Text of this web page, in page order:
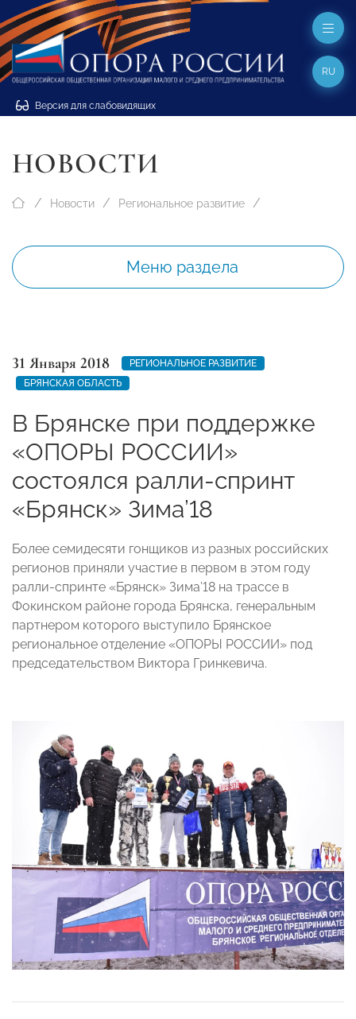
Версия для слабовидящих
RU
НОВОСТИ
Новости Региональное развитие
Меню раздела
31 Января 2018
РЕГИОНАЛЬНОЕ РАЗВИТИЕ
БРЯНСКАЯ ОБЛАСТЬ
В Брянске при поддержке
«ОПОРЫ РОССИИ»
состоялся ралли-спринт
«Брянск» Зима’18
Более семидесяти гонщиков из разных российских
регионов приняли участие в первом в этом году
ралли-спринте «Брянск» Зима’18 на трассе в
Фокинском районе города Брянска, генеральным
партнером которого выступило Брянское
региональное отделение «ОПОРЫ РОССИИ» под
председательством Виктора Гринкевича.